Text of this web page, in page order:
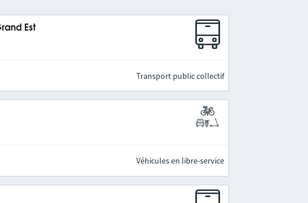
Est
Transport public collectif
Véhicules en libre-service